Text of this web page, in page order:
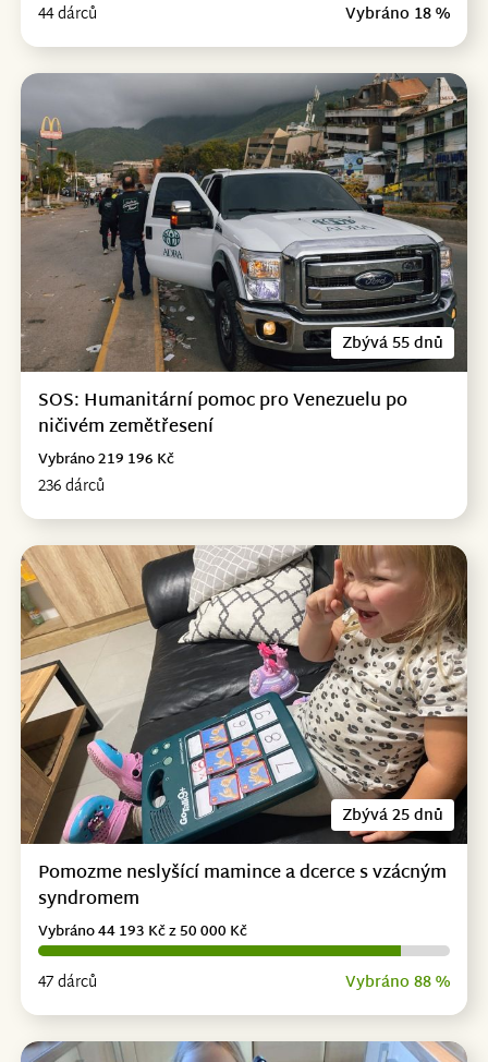
44 dárců Vybráno 18 %
Zbývá 55 dnů
SOS: Humanitární pomoc pro Venezuelu po
ničivém zemětřesení
236 dárců
Vybráno 219 196 Kč
Zbývá 25 dnů
Pomozme neslyšící mamince a dcerce s vzácným
syndromem
47 dárců Vybráno 88 %
Vybráno 44 193 Kč z 50 000 Kč